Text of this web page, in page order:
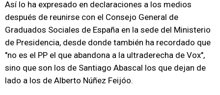
Así lo ha expresado en declaraciones a los medios
después de reunirse con el Consejo General de
Graduados Sociales de España en la sede del Ministerio
de Presidencia, desde donde también ha recordado que
"no es el PP el que abandona a la ultraderecha de Vox",
sino que son los de Santiago Abascal los que dejan de
lado a los de Alberto Núñez Feijóo.